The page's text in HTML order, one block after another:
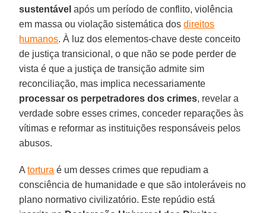
sustentável após um período de conflito, violência
em massa ou violação sistemática dos direitos
humanos. À luz dos elementos-chave deste conceito
de justiça transicional, o que não se pode perder de
vista é que a justiça de transição admite sim
reconciliação, mas implica necessariamente
processar os perpetradores dos crimes, revelar a
verdade sobre esses crimes, conceder reparações às
vítimas e reformar as instituições responsáveis pelos
abusos.
Atortura é um desses crimes que repudiam a
consciência de humanidade e que são intoleráveis no
plano normativo civilizatório. Este repúdio está